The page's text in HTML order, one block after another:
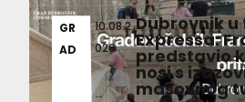
GR
AD
10.08.2
026
Dubrovnik u
Expressa:
predstavio
nosi s
masovnog